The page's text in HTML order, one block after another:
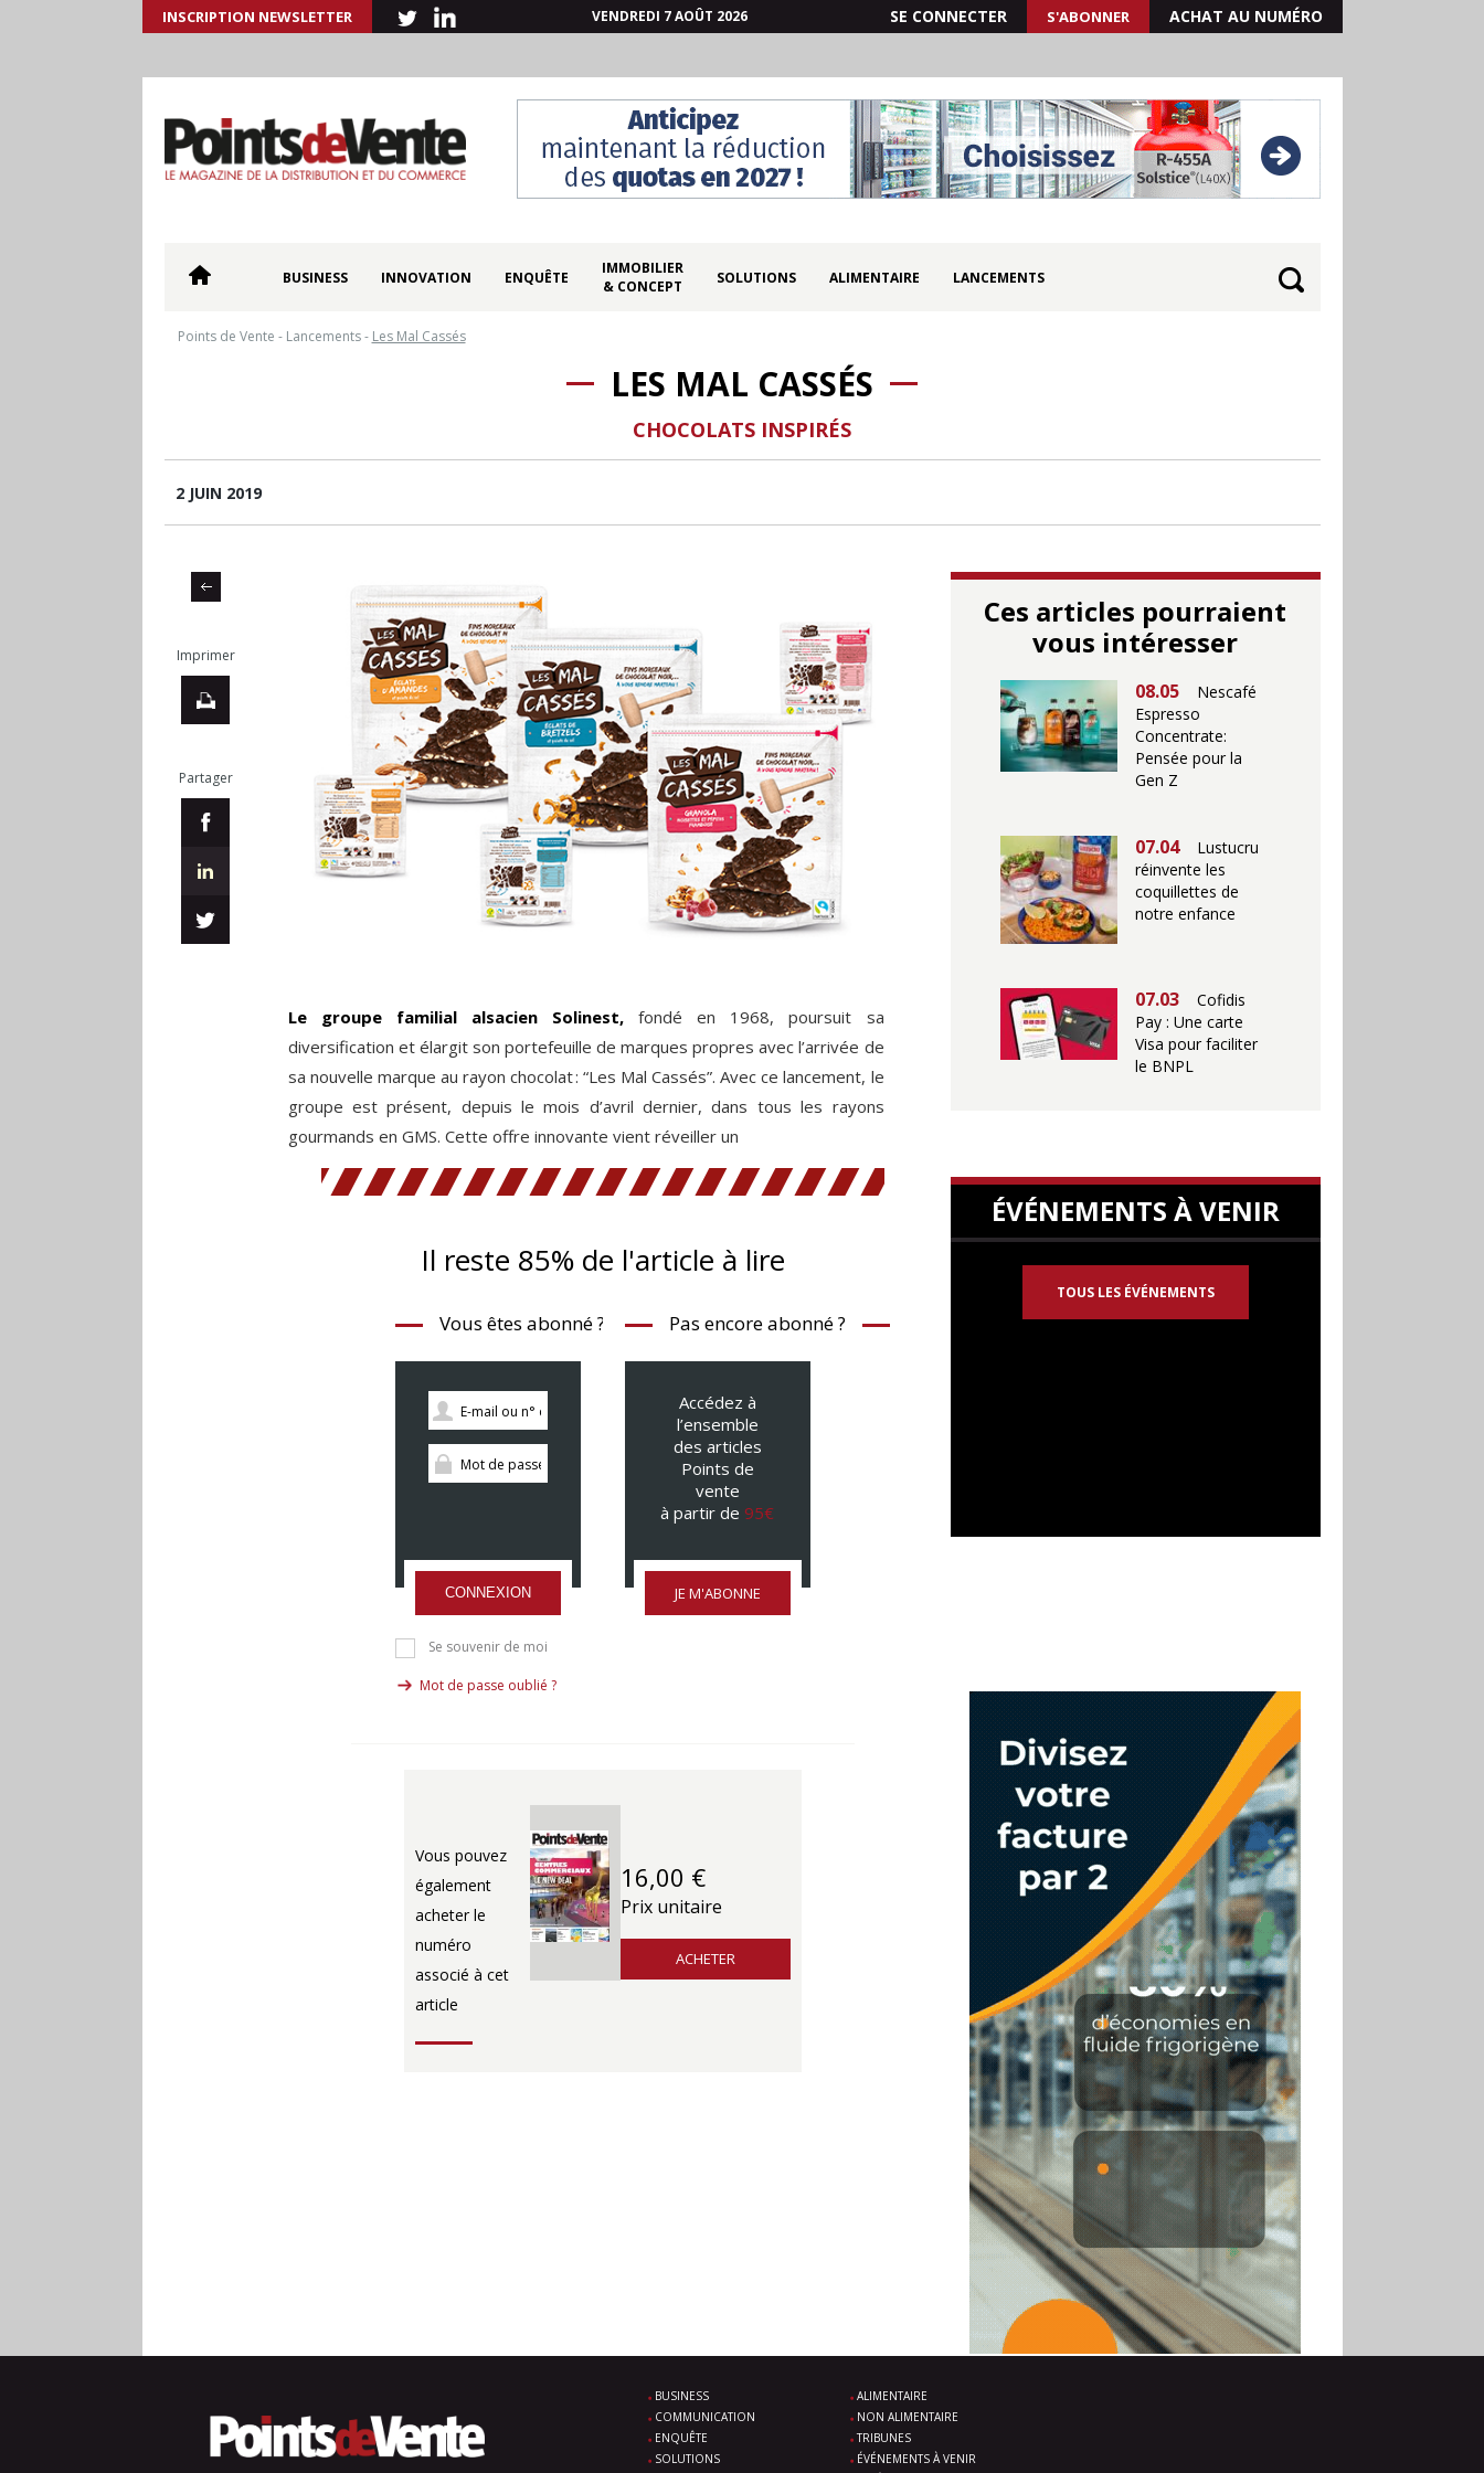
INSCRIPTION NEWSLETTER VENDREDI 7 AOÛT 2026 SE CONNECTER S'ABONNER ACHAT AU NUMÉRO
BUSINESS INNOVATION ENQUÊTE
IMMOBILIER
& CONCEPT
SOLUTIONS ALIMENTAIRE LANCEMENTS
Points de Vente - Lancements- Les Mal Cassés
LES MAL CASSÉS
CHOCOLATS INSPIRÉS
2 JUIN 2019
Imprimer
Partager
Le groupe familial alsacien Solinest,fondé en 1968, poursuit sa
diversification et élargit son portefeuille de marques propres avec l’arrivée de
sa nouvelle marque au rayon chocolat : “Les Mal Cassés”. Avec ce lancement, le
groupe est présent, depuis le mois d’avril dernier, dans tous les rayons
gourmands en GMS. Cette offre innovante vient réveiller un
Il reste 85% de l'article à lire
Vous êtes abonné ?
CONNEXION
Se souvenir de moi
Mot de passe oublié ?
Pas encore abonné ?
Accédez à
l’ensemble
des articles
Points de
vente
à partir de 95€
JE M'ABONNE
Vous pouvez
également
acheter le
numéro
associé à cet
article
16,00 €
Prix unitaire
ACHETER
Ces articles pourraient
vous intéresser
08.05
Nescafé
Espresso
Concentrate:
Pensée pour la
Gen Z
07.04
Lustucru
réinvente les
coquillettes de
notre enfance
07.03
Cofidis
Pay : Une carte
Visa pour faciliter
le BNPL
ÉVÉNEMENTS À VENIR
TOUS LES ÉVÉNEMENTS
BUSINESS
COMMUNICATION
ENQUÊTE
SOLUTIONS
ALIMENTAIRE
NON ALIMENTAIRE
TRIBUNES
ÉVÉNEMENTS À VENIR